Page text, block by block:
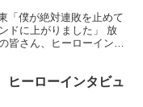
「僕が絶対連敗を止めて
ドに上がりました」 放
皆さん、ヒーローインタ
ーローインタビュ